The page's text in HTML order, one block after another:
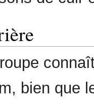
bien que